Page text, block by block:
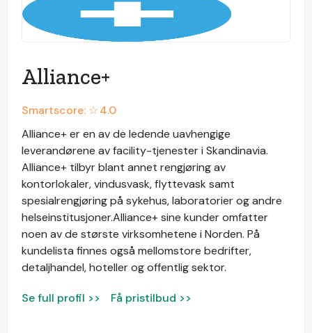
Alliance+
Smartscore: ☆4.0
Alliance+ er en av de ledende uavhengige
leverandørene av facility-tjenester i Skandinavia.
Alliance+ tilbyr blant annet rengjøring av
kontorlokaler, vindusvask, flyttevask samt
spesialrengjøring på sykehus, laboratorier og andre
helseinstitusjoner.Alliance+ sine kunder omfatter
noen av de største virksomhetene i Norden. På
kundelista finnes også mellomstore bedrifter,
detaljhandel, hoteller og offentlig sektor.
Se full profil >> Få pristilbud >>